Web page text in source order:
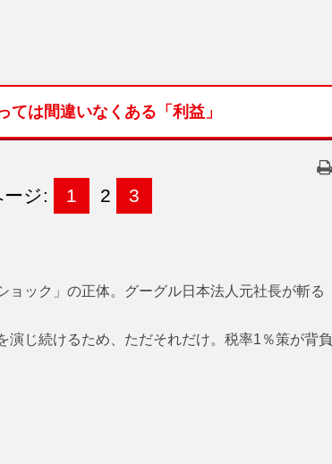
ては間違いなくある「利益」
ジ: 1 2 3
ョック」の正体。グーグル日本法人元社長が斬る
演じ続けるため、ただそれだけ。税率1％策が背負